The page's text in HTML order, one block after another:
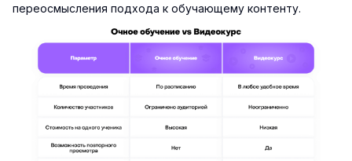
переосмысления подхода к обучающему контенту.